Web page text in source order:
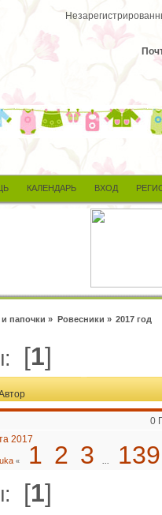
КАЛЕНДАРЬ ВХОД
папочки » Ровесники » 2017 год
[1]
0
2017
« 1 2 3 139
[1]